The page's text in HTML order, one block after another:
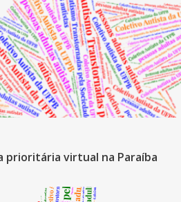
prioritária virtual na Paraíba